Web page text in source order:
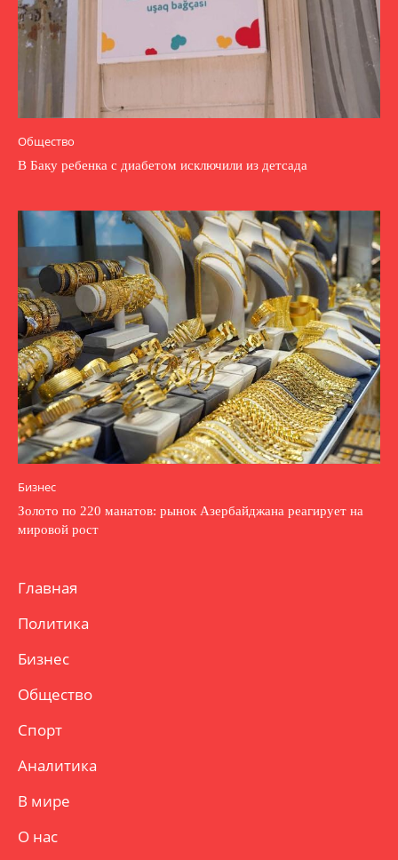
Общество
В Баку ребенка с диабетом исключили из детсада
Бизнес
Золото по 220 манатов: рынок Азербайджана реагирует на
мировой рост
Главная
Политика
Бизнес
Общество
Спорт
Аналитика
В мире
О нас